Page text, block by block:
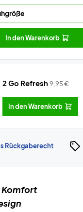
In den Warenkorb
2 Go Refresh9,95€
In den Warenkorb
Rückgaberecht